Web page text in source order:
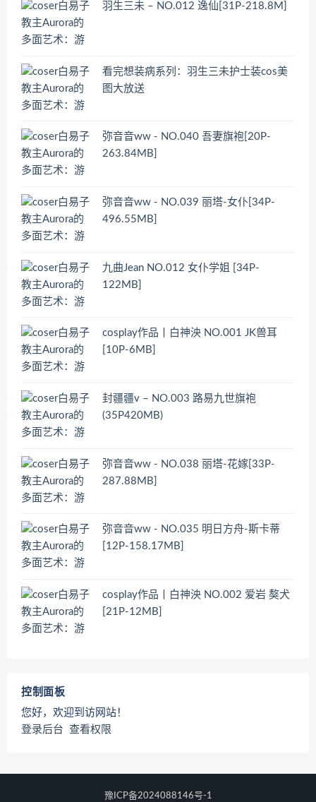
羽生三未 – NO.012 逸仙[31P-218.8M]
看完想装病系列：羽生三未护士装cos美
图大放送
弥音音ww - NO.040 吾妻旗袍[20P-
263.84MB]
弥音音ww - NO.039 丽塔-女仆[34P-
496.55MB]
九曲Jean NO.012 女仆学姐 [34P-
122MB]
cosplay作品丨白神泱 NO.001 JK兽耳
[10P-6MB]
封疆疆v – NO.003 路易九世旗袍
(35P420MB)
弥音音ww - NO.038 丽塔-花嫁[33P-
287.88MB]
弥音音ww - NO.035 明日方舟-斯卡蒂
[12P-158.17MB]
cosplay作品丨白神泱 NO.002 爱岩 獒犬
[21P-12MB]
控制面板
您好，欢迎到访网站！
登录后台 查看权限
豫ICP备2024088146号-1